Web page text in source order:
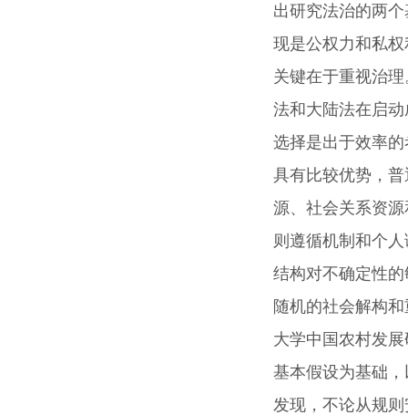
出研究法治的两
现是公权力和私
关键在于重视治
法和大陆法在启
选择是出于效率
具有比较优势，
源、社会关系资
则遵循机制和个
结构对不确定性
随机的社会解构
大学中国农村发
基本假设为基础
发现，不论从规